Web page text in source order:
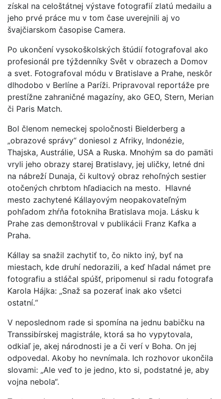
získal na celoštátnej výstave fotografií zlatú medailu a
jeho prvé práce mu v tom čase uverejnili aj vo
švajčiarskom časopise Camera.
Po ukončení vysokoškolských štúdií fotografoval ako
profesionál pre týždenníky Svět v obrazech a Domov
a svet. Fotografoval módu v Bratislave a Prahe, neskôr
dlhodobo v Berlíne a Paríži. Pripravoval reportáže pre
prestížne zahraničné magazíny, ako GEO, Stern, Merian
či Paris Match.
Bol členom nemeckej spoločnosti Bielderberg a
„obrazové správy“ doniesol z Afriky, Indonézie,
Thajska, Austrálie, USA a Ruska. Mnohým sa do pamäti
vryli jeho obrazy starej Bratislavy, jej uličky, letné dni
na nábreží Dunaja, či kultový obraz rehoľných sestier
otočených chrbtom hľadiacich na mesto. Hlavné
mesto zachytené Kállayovým neopakovateľným
pohľadom zhŕňa fotokniha Bratislava moja. Lásku k
Prahe zas demonštroval v publikácii Franz Kafka a
Praha.
Kállay sa snažil zachytiť to, čo nikto iný, byť na
miestach, kde druhí nedorazili, a keď hľadal námet pre
fotografiu a stláčal spúšť, pripomenul si radu fotografa
Karola Hájka: „Snaž sa pozerať inak ako všetci
ostatní.“
V neposlednom rade si spomína na jednu babičku na
Transsibírskej magistrále, ktorá sa ho vypytovala,
odkiaľ je, akej národnosti je a či verí v Boha. On jej
odpovedal. Akoby ho nevnímala. Ich rozhovor ukončila
slovami: „Ale veď to je jedno, kto si, podstatné je, aby
vojna nebola“.